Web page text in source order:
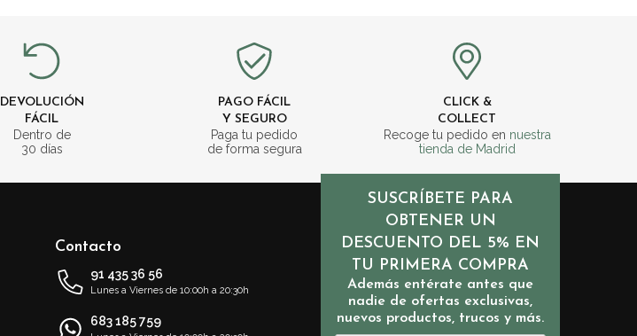
DEVOLUCIÓN
FÁCIL
Dentro de
30 días
PAGO FÁCIL
Y SEGURO
Paga tu pedido
de forma segura
CLICK &
COLLECT
Recoge tu pedido en nuestra
tienda de Madrid
Contacto
91 435 36 56
Lunes a Viernes de 10:00h a 20:30h
683 185 759
SUSCRÍBETE PARA
OBTENER UN
DESCUENTO DEL 5% EN
TU PRIMERA COMPRA
Además entérate antes que
nadie de ofertas exclusivas,
nuevos productos, trucos y más.